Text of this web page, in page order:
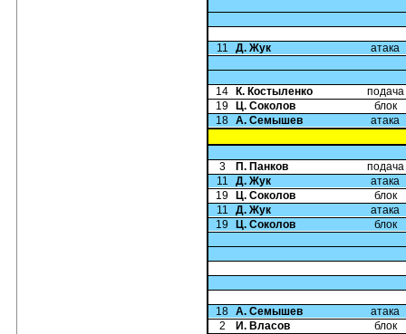
11 Д. Жук атака
14 К. Костыленко
подача
19
Ц. Соколов
блок
18 А. Семышев атака
3 П. Панков
подача
11
Д. Жук
атака
19
Ц. Соколов
блок
11
Д. Жук
атака
19
Ц. Соколов блок
18 А. Семышев
атака
2
И. Власов блок